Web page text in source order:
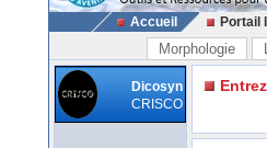
Accueil Portail
Morphologie
Dicosyn
CRISCO